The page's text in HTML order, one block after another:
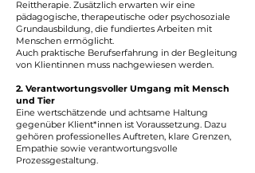
Reittherapie. Zusätzlich erwarten wir eine
pädagogische, therapeutische oder psychosoziale
Grundausbildung, die fundiertes Arbeiten mit
Menschen ermöglicht.
Auch praktische Berufserfahrung in der Begleitung
von Klientinnen muss nachgewiesen werden.
2. Verantwortungsvoller Umgang mit Mensch
und Tier
Eine wertschätzende und achtsame Haltung
gegenüber Klient*innen ist Voraussetzung. Dazu
gehören professionelles Auftreten, klare Grenzen,
Empathie sowie verantwortungsvolle
Prozessgestaltung.